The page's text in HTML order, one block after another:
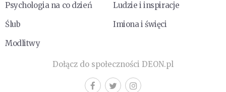
Psychologia na co dzień
Ludzie i inspiracje
Ślub
Imiona i święci
Modlitwy
Dołącz do społeczności DEON.pl